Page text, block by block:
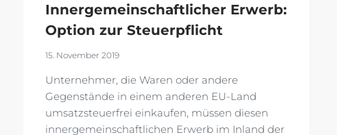
Innergemeinschaftlicher Erwerb:
Option zur Steuerpflicht
15. November 2019
Unternehmer, die Waren oder andere
Gegenstände in einem anderen EU-Land
umsatzsteuerfrei einkaufen, müssen diesen
innergemeinschaftlichen Erwerb im Inland der